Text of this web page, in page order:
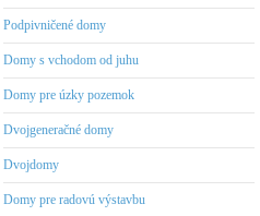
Podpivničené domy
Domy s vchodom od juhu
Domy pre úzky pozemok
Dvojgeneračné domy
Dvojdomy
Domy pre radovú výstavbu